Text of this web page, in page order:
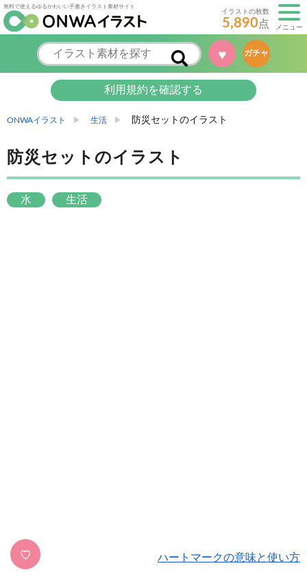
無料で使えるゆるかわいい手書きイラスト素材サイト
イラストの枚数
5,890点 メニュー
♥ ガチャ
利用規約を確認する
ONWAイラスト 生活 防災セットのイラスト
防災セットのイラスト
水 生活
♡ ハートマークの意味と使い方